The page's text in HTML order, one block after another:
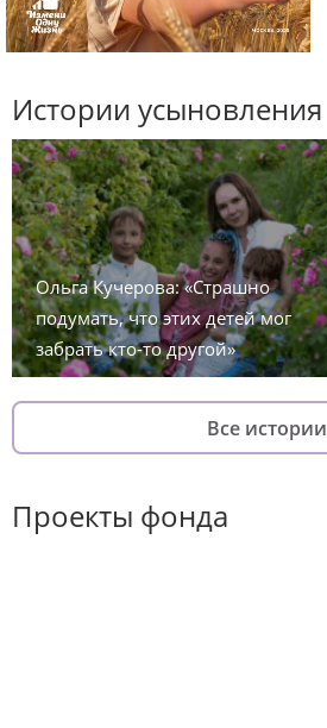
Истории усыновления
Ольга Кучерова: «Страшно
подумать, что этих детей мог
забрать кто-то другой»
Все истории
Проекты фонда